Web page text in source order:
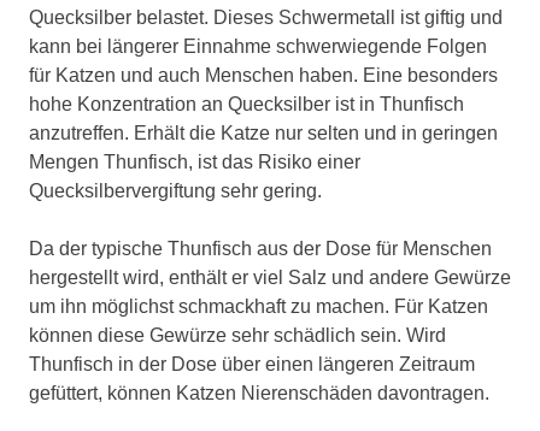
Quecksilber belastet. Dieses Schwermetall ist giftig und
kann bei längerer Einnahme schwerwiegende Folgen
für Katzen und auch Menschen haben. Eine besonders
hohe Konzentration an Quecksilber ist in Thunfisch
anzutreffen. Erhält die Katze nur selten und in geringen
Mengen Thunfisch, ist das Risiko einer
Quecksilbervergiftung sehr gering.
Da der typische Thunfisch aus der Dose für Menschen
hergestellt wird, enthält er viel Salz und andere Gewürze
um ihn möglichst schmackhaft zu machen. Für Katzen
können diese Gewürze sehr schädlich sein. Wird
Thunfisch in der Dose über einen längeren Zeitraum
gefüttert, können Katzen Nierenschäden davontragen.